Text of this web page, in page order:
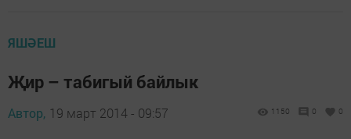
ЯШӘЕШ
Җир – табигый байлык
Автор, 19 март 2014 - 09:57 1150 0 0